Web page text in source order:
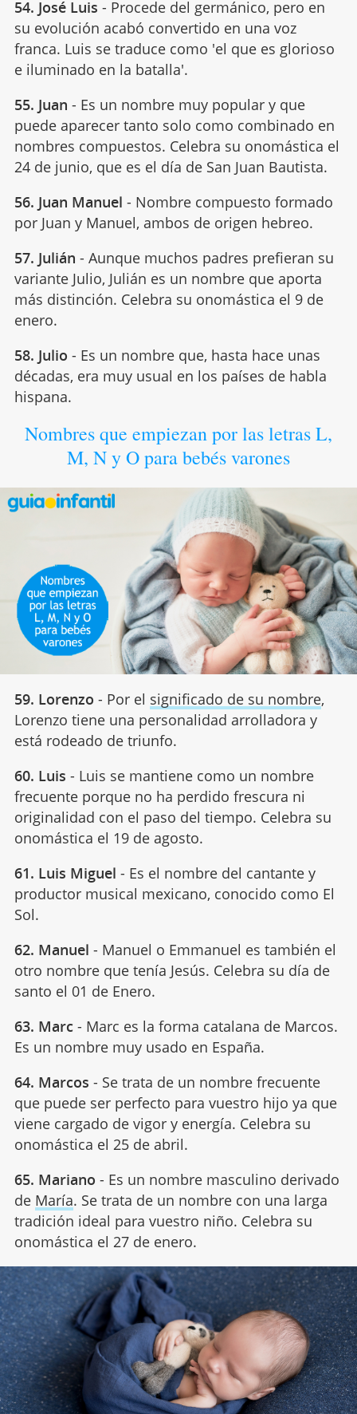
54. José Luis - Procede del germánico, pero en
su evolución acabó convertido en una voz
franca. Luis se traduce como 'el que es glorioso
e iluminado en la batalla'.
55. Juan - Es un nombre muy popular y que
puede aparecer tanto solo como combinado en
nombres compuestos. Celebra su onomástica el
24 de junio, que es el día de San Juan Bautista.
56. Juan Manuel - Nombre compuesto formado
por Juan y Manuel, ambos de origen hebreo.
57. Julián - Aunque muchos padres prefieran su
variante Julio, Julián es un nombre que aporta
más distinción. Celebra su onomástica el 9 de
enero.
58. Julio - Es un nombre que, hasta hace unas
décadas, era muy usual en los países de habla
hispana.
Nombres que empiezan por las letras L,
M, N y O para bebés varones
59. Lorenzo - Por el significado de su nombre,
Lorenzo tiene una personalidad arrolladora y
está rodeado de triunfo.
60. Luis - Luis se mantiene como un nombre
frecuente porque no ha perdido frescura ni
originalidad con el paso del tiempo. Celebra su
onomástica el 19 de agosto.
61. Luis Miguel - Es el nombre del cantante y
productor musical mexicano, conocido como El
Sol.
62. Manuel - Manuel o Emmanuel es también el
otro nombre que tenía Jesús. Celebra su día de
santo el 01 de Enero.
63. Marc - Marc es la forma catalana de Marcos.
Es un nombre muy usado en España.
64. Marcos - Se trata de un nombre frecuente
que puede ser perfecto para vuestro hijo ya que
viene cargado de vigor y energía. Celebra su
onomástica el 25 de abril.
65. Mariano - Es un nombre masculino derivado
de María. Se trata de un nombre con una larga
tradición ideal para vuestro niño. Celebra su
onomástica el 27 de enero.